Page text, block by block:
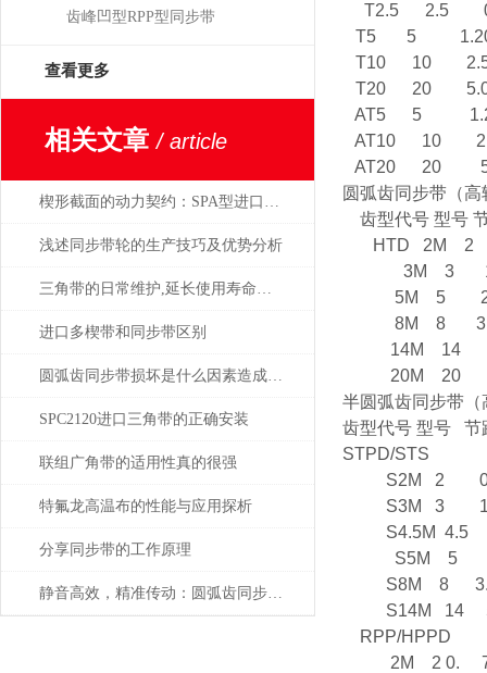
齿峰凹型RPP型同步带
查看更多
相关文章/ article
楔形截面的动力契约：SPA型进口三角带的多楔传动原理与应用
浅述同步带轮的生产技巧及优势分析
三角带的日常维护,延长使用寿命较为直接的方式
进口多楔带和同步带区别
圆弧齿同步带损坏是什么因素造成的？
SPC2120进口三角带的正确安装
联组广角带的适用性真的很强
特氟龙高温布的性能与应用探析
分享同步带的工作原理
静音高效，精准传动：圆弧齿同步带的性能
T2.5 2.5
T5 5
T10 10
T20 20
AT5 5
AT10 10
AT20 20
圆弧齿同步带（
齿型代号 型号
HTD 2M
3M 3
5M 5
8M 8
14M 14
20M 20
半圆弧齿同步
齿型代号 型号
STPD/STS
S2M 2
S3M 3
S4.5M 4.5
S5M 5
S8M 8
S14M 14
RPP/
2M 2 0.